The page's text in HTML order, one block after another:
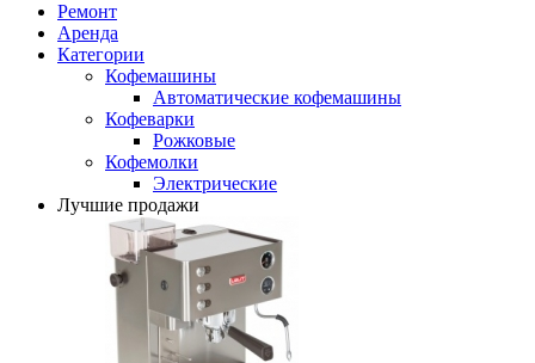
Ремонт
Аренда
Категории
Кофемашины
Автоматические кофемашины
Кофеварки
Рожковые
Кофемолки
Электрические
Лучшие продажи